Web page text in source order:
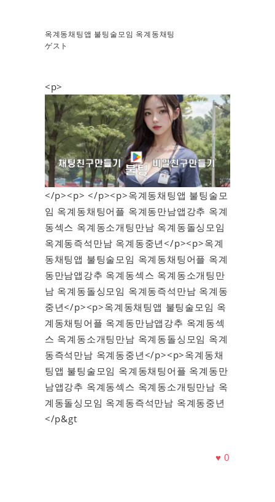
옥계동채팅앱 불팅술모임 옥계동채팅
ゲスト
<p>
</p><p> </p><p>옥계동채팅앱 불팅술모
임 옥계동채팅어플 옥계동만남앱강추 옥계
동섹스 옥계동소개팅만남 옥계동돌싱모임
옥계동즉석만남 옥계동중년</p><p>옥계
동채팅앱 불팅술모임 옥계동채팅어플 옥계
동만남앱강추 옥계동섹스 옥계동소개팅만
남 옥계동돌싱모임 옥계동즉석만남 옥계동
중년</p><p>옥계동채팅앱 불팅술모임 옥
계동채팅어플 옥계동만남앱강추 옥계동섹
스 옥계동소개팅만남 옥계동돌싱모임 옥계
동즉석만남 옥계동중년</p><p>옥계동채
팅앱 불팅술모임 옥계동채팅어플 옥계동만
남앱강추 옥계동섹스 옥계동소개팅만남 옥
계동돌싱모임 옥계동즉석만남 옥계동중년
</p&gt
♥0